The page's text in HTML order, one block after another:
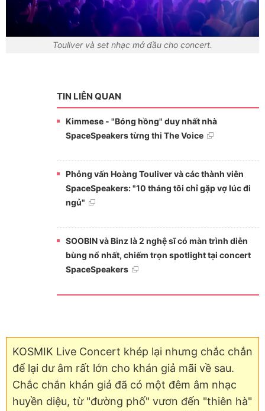
Touliver và set nhạc mở đầu cho concert.
TIN LIÊN QUAN
Kimmese - "Bóng hồng" duy nhất nhà
SpaceSpeakers từng thi The Voice
Phỏng vấn Hoàng Touliver và các thành viên
SpaceSpeakers: "10 tháng tôi chỉ gặp vợ lúc đi
ngủ"
SOOBIN và Binz là 2 nghệ sĩ có màn trình diễn
bùng nổ nhất, chiếm trọn spotlight tại concert
SpaceSpeakers
KOSMIK Live Concert khép lại nhưng chắc chắn
để lại dư âm rất lớn cho khán giả mãi về sau.
Chắc chắn khán giả đã có một đêm âm nhạc
huyền diệu, từ "đường phố" vươn đến "thiên hà"